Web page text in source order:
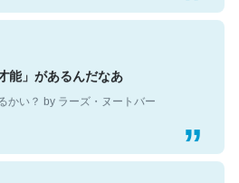
能」があるんだなあ
かい？ by ラーズ・ヌートバー